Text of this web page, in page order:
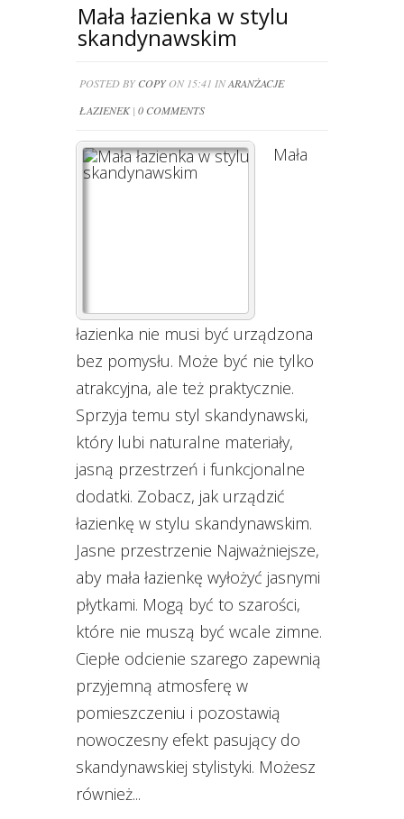
Mała łazienka w stylu
skandynawskim
POSTED BY COPYON 15:41 INARANŻACJE
ŁAZIENEK| 0 COMMENTS
Mała
łazienka nie musi być urządzona
bez pomysłu. Może być nie tylko
atrakcyjna, ale też praktycznie.
Sprzyja temu styl skandynawski,
który lubi naturalne materiały,
jasną przestrzeń i funkcjonalne
dodatki. Zobacz, jak urządzić
łazienkę w stylu skandynawskim.
Jasne przestrzenie Najważniejsze,
aby mała łazienkę wyłożyć jasnymi
płytkami. Mogą być to szarości,
które nie muszą być wcale zimne.
Ciepłe odcienie szarego zapewnią
przyjemną atmosferę w
pomieszczeniu i pozostawią
nowoczesny efekt pasujący do
skandynawskiej stylistyki. Możesz
również...